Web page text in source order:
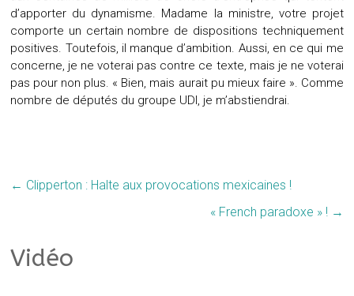
d’apporter du dynamisme. Madame la ministre, votre projet
comporte un certain nombre de dispositions techniquement
positives. Toutefois, il manque d’ambition. Aussi, en ce qui me
concerne, je ne voterai pas contre ce texte, mais je ne voterai
pas pour non plus. « Bien, mais aurait pu mieux faire ». Comme
nombre de députés du groupe UDI, je m’abstiendrai.
← Clipperton : Halte aux provocations mexicaines !
« French paradoxe » ! →
Vidéo